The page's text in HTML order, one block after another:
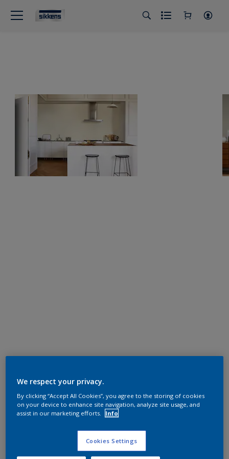
We respect your privacy.
By clicking “Accept All Cookies”, you agree to the storing of cookies
on your device to enhance site navigation, analyze site usage, and
assist in our marketing efforts.
Info
Cookies Settings